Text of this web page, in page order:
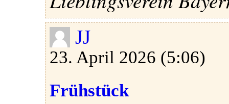
JJ
23. April 2026 (5:06)
Frühstück